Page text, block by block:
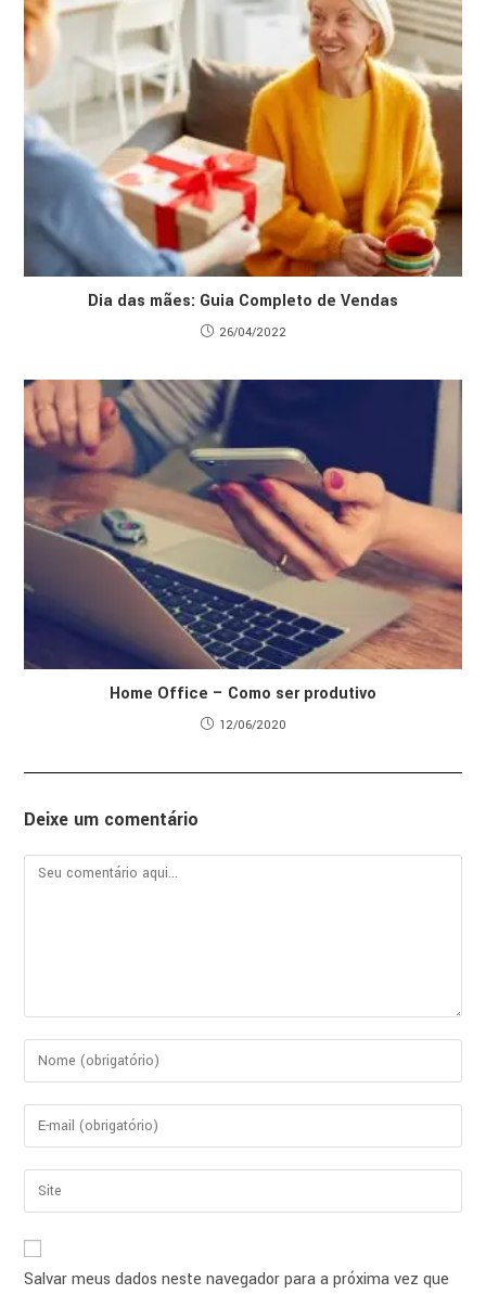
Dia das mães: Guia Completo de Vendas
26/04/2022
Home Office – Como ser produtivo
12/06/2020
Deixe um comentário
Salvar meus dados neste navegador para a próxima vez que